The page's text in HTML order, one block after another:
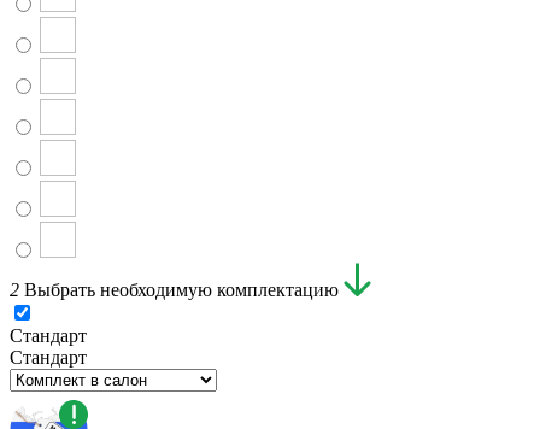
2 Выбрать необходимую комплектацию
Стандарт
Стандарт